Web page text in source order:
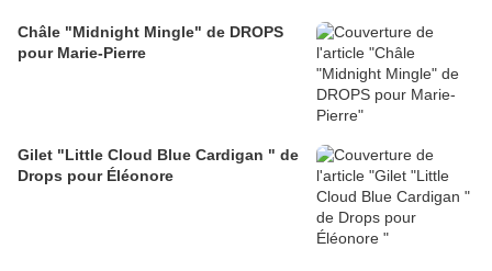
Châle "Midnight Mingle" de DROPS
pour Marie-Pierre
Gilet "Little Cloud Blue Cardigan " de
Drops pour Éléonore